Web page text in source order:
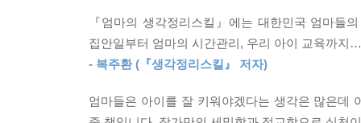
꿈편지, 그리고 단순히 꿈을 이루자는 막연한 주
이렇게 엄마의 생각이 정리되었다면 이제 우리
아는 것에서부터 시작한다. 생각정리스킬을
활용하는 방법과 아이의 3대 역량인 읽기·쓰기·
『엄마의 생각정리스킬』에는 대한민국 엄마들
집안일부터 엄마의 시간관리, 우리 아이 교육까지
- 복주환 (『생각정리스킬』 저자)
엄마들은 아이를 잘 키워야겠다는 생각은 많은데